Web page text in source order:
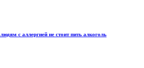
с аллергией не стоит пить алкоголь